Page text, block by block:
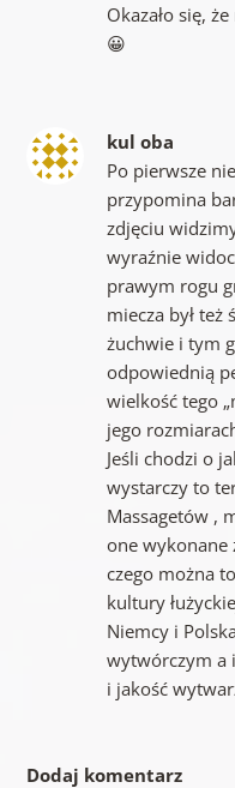
Okazało się,
😀
kul oba
Po pierwsze
przypomina
zdjęciu
wyraźnie
prawym rogu
miecza był też
żuchwie i tym
odpowiednią
wielkość tego
jego
Jeśli chodzi o
wystarczy to
Massagetów ,
one wykonane
czego można
kultury
Niemcy i
wytwórczym a
i jakość
Dodaj komentarz